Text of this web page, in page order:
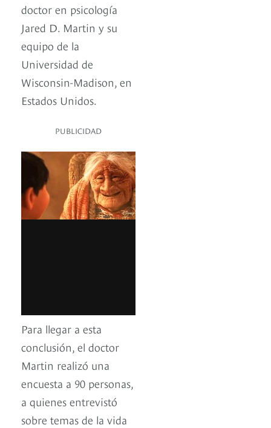
doctor en psicología
Jared D. Martin y su
equipo de la
Universidad de
Wisconsin-Madison, en
Estados Unidos.
PUBLICIDAD
Para llegar a esta
conclusión, el doctor
Martin realizó una
encuesta a 90 personas,
a quienes entrevistó
sobre temas de la vida